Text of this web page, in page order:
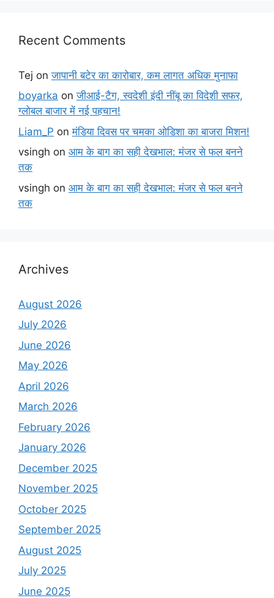
Recent Comments
Tej onजापानी बटेर का कारोबार, कम लागत अधिक मुनाफा
boyarka onजीआई-टैग, स्वदेशी इंदी नींबू का विदेशी सफर,
ग्लोबल बाजार में नई पहचान!
Liam_P onमंडिया दिवस पर चमका ओडिशा का बाजरा मिशन!
vsingh on आम के बाग का सही देखभाल: मंजर से फल बनने
तक
vsingh on आम के बाग का सही देखभाल: मंजर से फल बनने
तक
Archives
August 2026
July 2026
June 2026
May 2026
April 2026
March 2026
February 2026
January 2026
December 2025
November 2025
October 2025
September 2025
August 2025
July 2025
June 2025